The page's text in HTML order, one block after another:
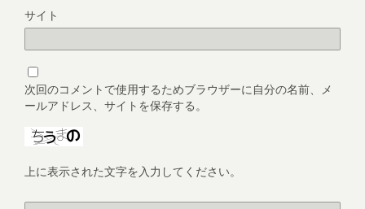
サイト
次回のコメントで使用するためブラウザーに自分の名前、メ
ールアドレス、サイトを保存する。
上に表示された文字を入力してください。